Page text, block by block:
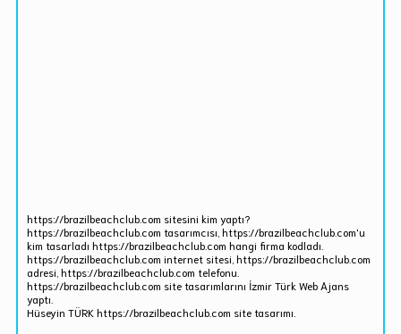
https://brazilbeachclub.com sitesini kim yaptı?
https://brazilbeachclub.com tasarımcısı, https://brazilbeachclub.com'u
kim tasarladı https://brazilbeachclub.com hangi firma kodladı.
https://brazilbeachclub.com internet sitesi, https://brazilbeachclub.com
adresi, https://brazilbeachclub.com telefonu.
https://brazilbeachclub.com site tasarımlarını İzmir Türk Web Ajans
yaptı.
Hüseyin TÜRK https://brazilbeachclub.com site tasarımı.